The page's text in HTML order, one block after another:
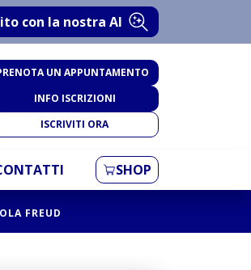
con la nostra AI
UN APPUNTAMENTO
INFO ISCRIZIONI
ISCRIVITI ORA
SHOP
FREUD